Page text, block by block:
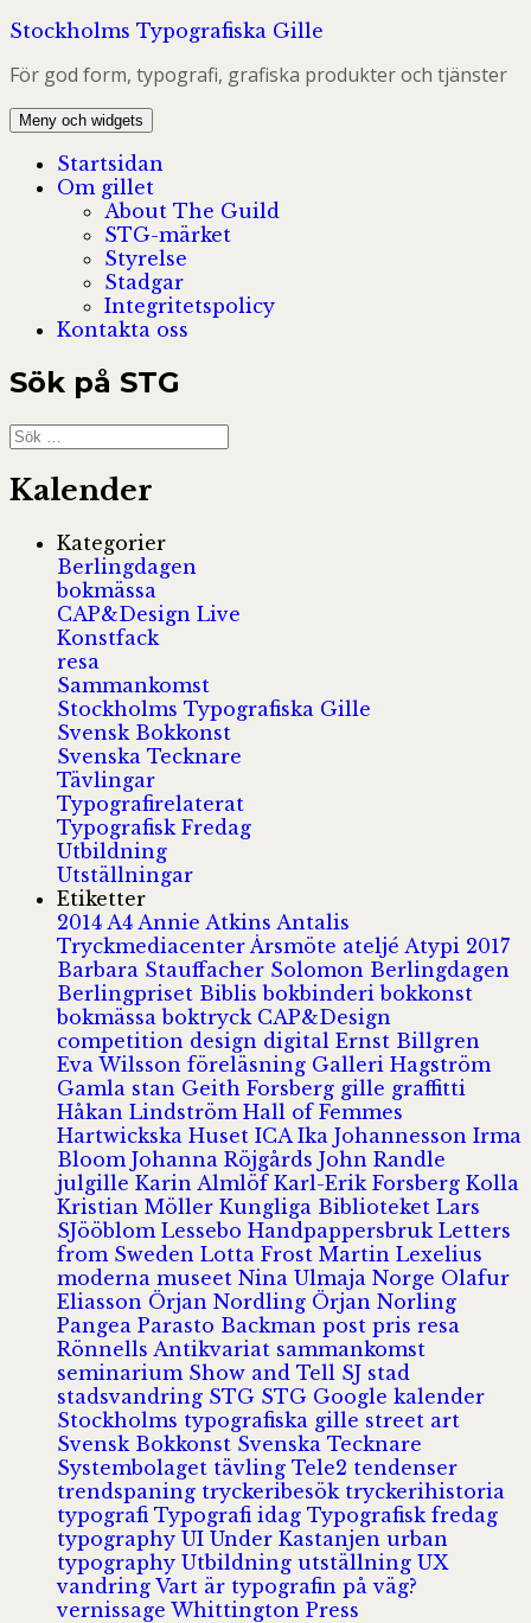
Hoppa
innehåll
Stockholms Typografiska Gille
För god form, typografi, grafiska produkter och tjänster
Meny och widgets
Startsidan
Om gillet
About The Guild
STG-märket
Styrelse
Stadgar
Integritetspolicy
Kontakta oss
Sök på STG
Sök
efter:
Kalender
Kategorier
Berlingdagen
bokmässa
CAP&Design Live
Konstfack
resa
Sammankomst
Stockholms Typografiska Gille
Svensk Bokkonst
Svenska Tecknare
Tävlingar
Typografirelaterat
Typografisk Fredag
Utbildning
Utställningar
Etiketter
2014 A4 Annie Atkins Antalis
Tryckmediacenter Årsmöte ateljé Atypi 2017
Barbara Stauffacher Solomon Berlingdagen
Berlingpriset Biblisbokbinderibokkonst
bokmässaboktryck CAP&Design
competition design digital Ernst Billgren
Eva Wilsson föreläsning Galleri Hagström
Gamla stan Geith Forsberg gille graffitti
Håkan Lindström Hall of Femmes
Hartwickska Huset ICA Ika Johannesson Irma
Bloom Johanna Röjgårds John Randle
julgille Karin Almlöf Karl-Erik Forsberg Kolla
Kristian Möller Kungliga Biblioteket Lars
SJööblom Lessebo Handpappersbruk Letters
from Sweden Lotta Frost Martin Lexelius
moderna museet Nina Ulmaja Norge Olafur
Eliasson Örjan Nordling Örjan Norling
Pangea Parasto Backman post pris resa
Rönnells Antikvariat sammankomst
seminarium Show and Tell SJ stad
stadsvandring STG STG Google kalender
Stockholms typografiska gille street art
Svensk Bokkonst Svenska Tecknare
Systembolaget tävling Tele2 tendenser
trendspaning tryckeribesök tryckerihistoria
typografi Typografi idag Typografisk fredag
typography UI Under Kastanjen urban
typography Utbildning utställning UX
vandring Vart är typografin på väg?
vernissage Whittington Press